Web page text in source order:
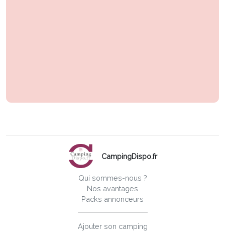
CampingDispo.fr
Qui sommes-nous ?
Nos avantages
Packs annonceurs
Ajouter son camping